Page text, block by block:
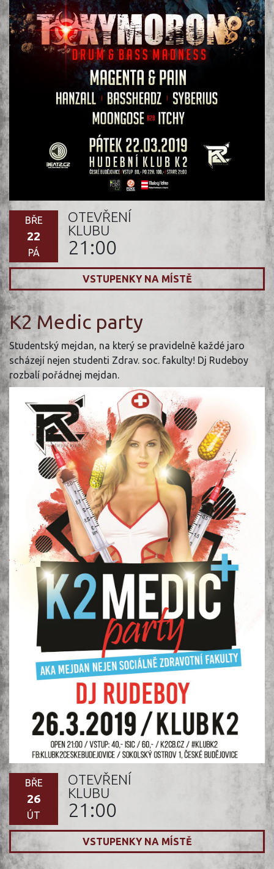
BŘE
22
PÁ
OTEVŘENÍ
KLUBU
21:00
VSTUPENKY NA MÍSTĚ
K2 Medic party
Studentský mejdan, na který se pravidelně každé jaro
scházejí nejen studenti Zdrav. soc. fakulty! Dj Rudeboy
rozbalí pořádnej mejdan.
BŘE
26
ÚT
OTEVŘENÍ
KLUBU
21:00
VSTUPENKY NA MÍSTĚ